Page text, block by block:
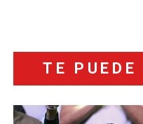
TE PUEDE